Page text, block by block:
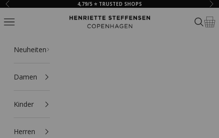
Zum Inhalt springen
Zurück 4,79/5 ⭐ TRUSTED SHOPS Vor
HSCPH
Navigationsmenü öffnen Suche
Neuheiten
Damen
Kinder
Herren